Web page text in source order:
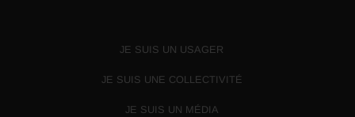
JE SUIS UN USAGER
JE SUIS UNE COLLECTIVITÉ
JE SUIS UN MÉDIA